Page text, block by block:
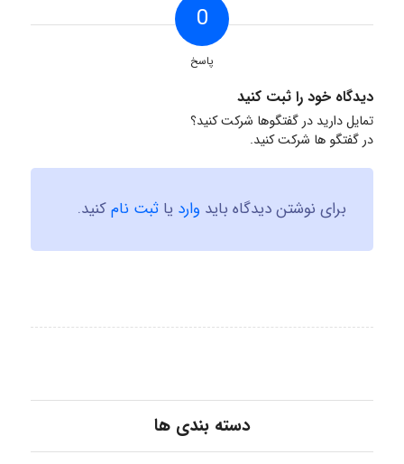
0
پاسخ
دیدگاه خود را ثبت کنید
تمایل دارید در گفتگوها شرکت کنید؟
در گفتگو ها شرکت کنید.
برای نوشتن دیدگاه باید وارد یا ثبت نامکنید.
دسته بندی ها